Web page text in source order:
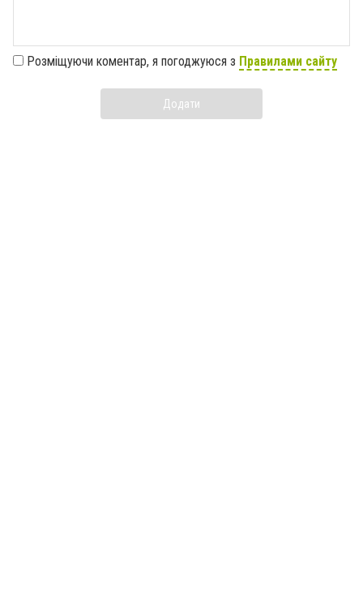
Розміщуючи коментар, я погоджуюся з Правилами сайту
Додати